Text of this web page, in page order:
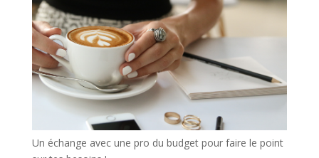
Un échange avec une pro du budget pour faire le point